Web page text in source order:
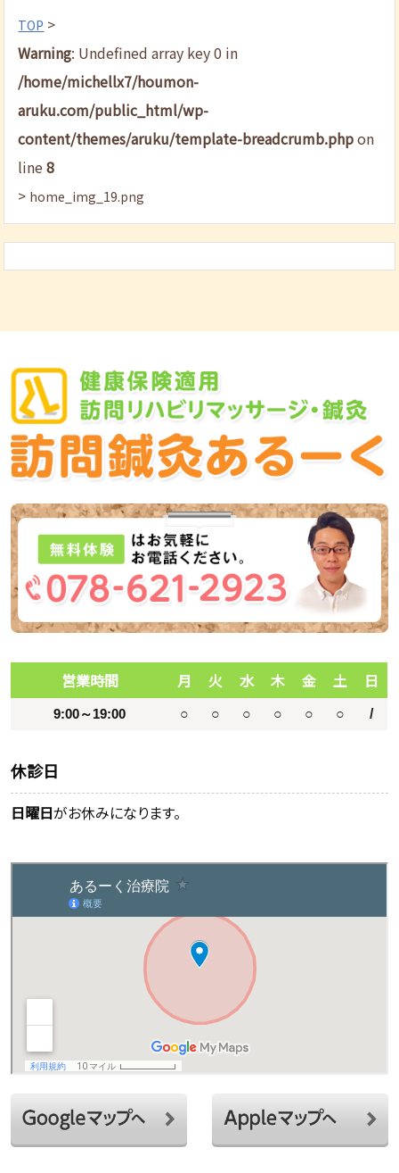
TOP >
Warning: Undefined array key 0 in
/home/michellx7/houmon-
aruku.com/public_html/wp-
content/themes/aruku/template-breadcrumb.phpon
line8
> home_img_19.png
営業時間 月 火 水 木 金 土 日
9:00～19:00 ○ ○ ○ ○ ○ ○ /
休診日
日曜日がお休みになります。